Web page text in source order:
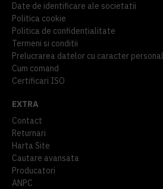
Date de identificare ale societatii
Politica cookie
Politica de confidentialitate
Termeni si conditii
Prelucrarea datelor cu caracter personal
Cum comand
Certificari ISO
EXTRA
Contact
Returnari
Harta Site
Cautare avansata
Producatori
ANPC